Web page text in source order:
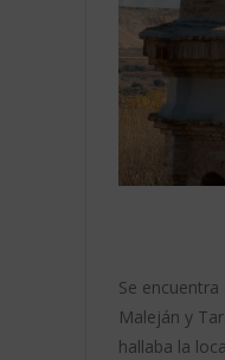
Se
Maleján y
hallaba la